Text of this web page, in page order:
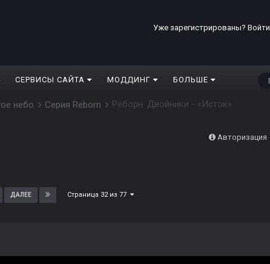
Уже зарегистрированы? Войти
СЕРВИСЫ САЙТА МОДДИНГ БОЛЬШЕ
небо Серия Reborn Реборн: Двойники - «Исток»
Авторизация
ДАЛЕЕ Страница 32 из 77